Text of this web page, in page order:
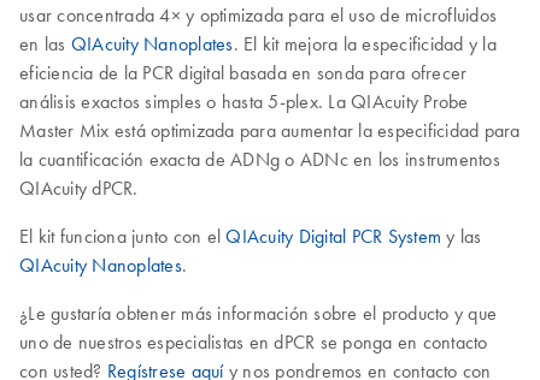
usar concentrada 4× y optimizada para el uso de microfluidos
en las QIAcuity Nanoplates. El kit mejora la especificidad y la
eficiencia de la PCR digital basada en sonda para ofrecer
análisis exactos simples o hasta 5-plex. La QIAcuity Probe
Master Mix está optimizada para aumentar la especificidad para
la cuantificación exacta de ADNg o ADNc en los instrumentos
QIAcuity dPCR.
El kit funciona junto con elQIAcuity Digital PCR System y las
QIAcuity Nanoplates.
¿Le gustaría obtener más información sobre el producto y que
uno de nuestros especialistas en dPCR se ponga en contacto
con usted? Regístrese aquíy nos pondremos en contacto con